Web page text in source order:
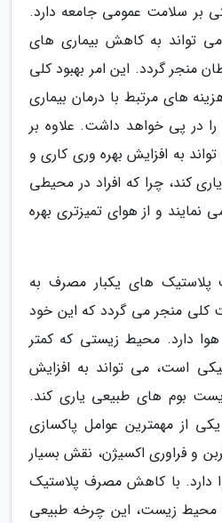
بر سلامت عمومی جامعه دارد.
تواند به کاهش بیماری های
منجر گردد. این امر بهبود کلی
های مرتبط با درمان بیماری
در پی خواهد داشت. علاوه بر
به افزایش بهره وری کاری و
کند، چرا که افراد در محیطی
نمایند و از هوای تمیزتری بهره
های یکبار مصرف به
منجر می گردد که این خود
هوا دارد. محیط زیستی که کمتر
است، می تواند به افزایش
بوم های طبیعی یاری کند.
از مهمترین عوامل پاکسازی
و فراوری اکسیژن، نقش بسیار
دارد. با کاهش مصرف پلاستیک
زیست، این چرخه طبیعی